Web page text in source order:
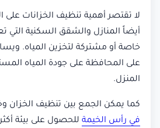
لا تقتصر أهمية تنظيف الخزانات
أيضاً المنازل والشقق السكنية التي
خاصة أو مشتركة لتخزين المياه.
على المحافظة على جودة المياه
المنزل.
كما يمكن الجمع بين تنظيف الخزان
في رأس الخيمة للحصول على بيئة